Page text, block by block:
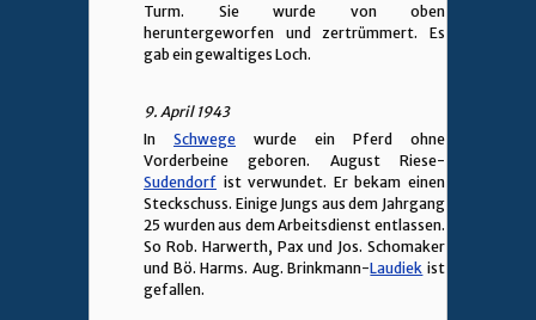
Turm. Sie wurde von oben
heruntergeworfen und zertrümmert. Es
gab ein gewaltiges Loch.
9. April 1943
In Schwege wurde ein Pferd ohne
Vorderbeine geboren. August Riese-
Sudendorf ist verwundet. Er bekam einen
Steckschuss. Einige Jungs aus dem Jahrgang
25 wurden aus dem Arbeitsdienst entlassen.
So Rob. Harwerth, Pax und Jos. Schomaker
und Bö. Harms. Aug. Brinkmann-Laudiek ist
gefallen.